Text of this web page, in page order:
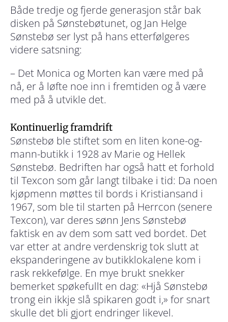
Både tredje og fjerde generasjon står bak
disken på Sønstebøtunet, og Jan Helge
Sønstebø ser lyst på hans etterfølgeres
videre satsning:
– Det Monica og Morten kan være med på
nå, er å løfte noe inn i fremtiden og å være
med på å utvikle det.
Kontinuerlig framdrift
Sønstebø ble stiftet som en liten kone-og-
mann-butikk i 1928 av Marie og Hellek
Sønstebø. Bedriften har også hatt et forhold
til Texcon som går langt tilbake i tid: Da noen
kjøpmenn møttes til bords i Kristiansand i
1967, som ble til starten på Herrcon (senere
Texcon), var deres sønn Jens Sønstebø
faktisk en av dem som satt ved bordet. Det
var etter at andre verdenskrig tok slutt at
ekspanderingene av butikklokalene kom i
rask rekkefølge. En mye brukt snekker
bemerket spøkefullt en dag: «Hjå Sønstebø
trong ein ikkje slå spikaren godt i,» for snart
skulle det bli gjort endringer likevel.